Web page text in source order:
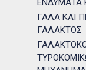
ΕΝΔΥΜΑΤΑ
ΓΑΛΑ ΚΑΙ
ΓΑΛΑΚΤΟΣ